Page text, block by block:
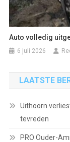
Auto volledig
6 juli 2026
LAATSTE
Uithoorn
tevreden
PRO Ouder-